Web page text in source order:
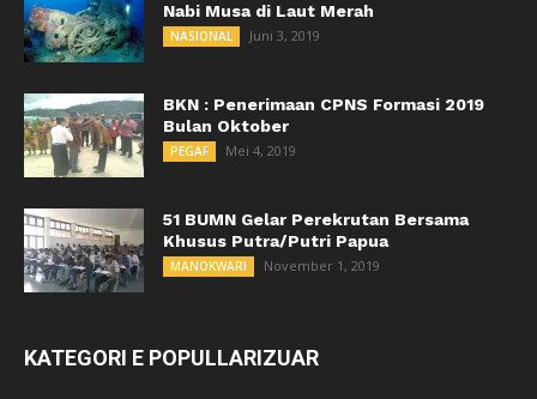
Nabi Musa di Laut Merah
NASIONAL Juni 3, 2019
BKN : Penerimaan CPNS Formasi 2019
Bulan Oktober
PEGAF Mei 4, 2019
51 BUMN Gelar Perekrutan Bersama
Khusus Putra/Putri Papua
MANOKWARI November 1, 2019
KATEGORI E POPULLARIZUAR